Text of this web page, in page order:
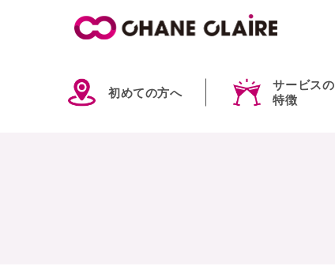
初めての方へ
サービスの
特徴